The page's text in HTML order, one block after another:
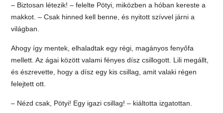
– Biztosan létezik! – felelte Pötyi, miközben a hóban kereste a
makkot. – Csak hinned kell benne, és nyitott szívvel járni a
világban.
Ahogy így mentek, elhaladtak egy régi, magányos fenyőfa
mellett. Az ágai között valami fényes dísz csillogott. Lili megállt,
és észrevette, hogy a dísz egy kis csillag, amit valaki régen
felejtett ott.
– Nézd csak, Pötyi! Egy igazi csillag! – kiáltotta izgatottan.